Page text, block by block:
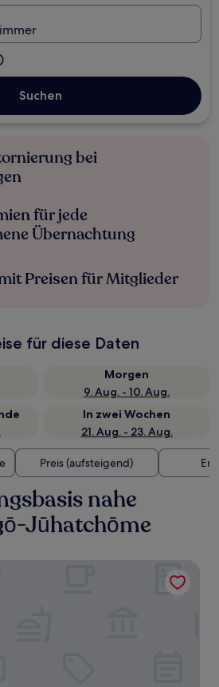
Suchen
bei
für jede
Übernachtung
Preisen für Mitglieder
für diese Daten
Morgen
9. Aug. - 10. Aug.
In zwei Wochen
21. Aug. - 23. Aug.
Preis (aufsteigend)
nahe
Jūhatchōme